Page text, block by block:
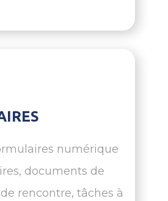
numérique
documents de
rencontre, tâches à